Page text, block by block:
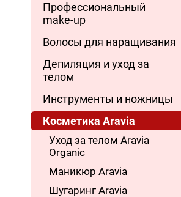
Профессиональный
make-up
Волосы для наращивания
Депиляция и уход за
телом
Инструменты и ножницы
Косметика Aravia
Уход за телом Aravia
Organic
Маникюр Aravia
Шугаринг Aravia